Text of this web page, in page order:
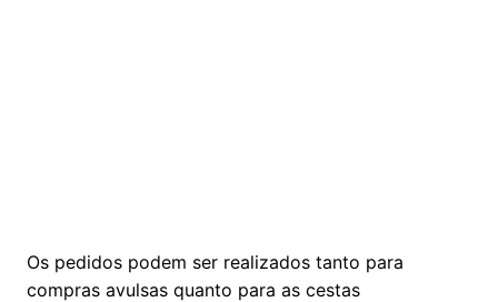
Os pedidos podem ser realizados tanto para
compras avulsas quanto para as cestas